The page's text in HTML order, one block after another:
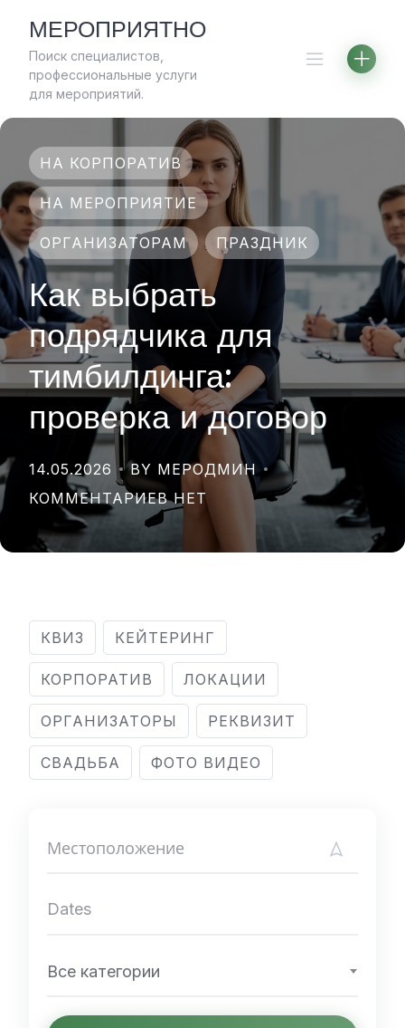
content
МЕРОПРИЯТНО
Поиск специалистов,
профессиональные услуги
для мероприятий.
НА КОРПОРАТИВ
НА МЕРОПРИЯТИЕ
ОРГАНИЗАТОРАМ ПРАЗДНИК
Как выбрать
подрядчика для
тимбилдинга:
проверка и договор
14.05.2026
BY МЕРОДМИН
КОММЕНТАРИЕВ НЕТ
КВИЗ КЕЙТЕРИНГ
КОРПОРАТИВ ЛОКАЦИИ
ОРГАНИЗАТОРЫ РЕКВИЗИТ
СВАДЬБА ФОТО ВИДЕО
Все категории